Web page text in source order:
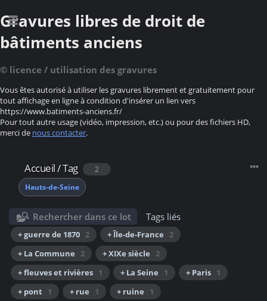
Gravures libres de droit de
bâtiments anciens
© licence / utilisation des gravures
Vous êtes autorisé à utiliser les gravures librement et gratuitement pour
tout affichage en ligne à condition d'insérer un lien vers
https://www.batiments-anciens.fr/
Pour tout autre usage (vidéo, impression, etc.) ou pour des fichiers HD,
merci de nous contacter.
Accueil/Tag
2
Hauts-de-Seine
Rechercher dans ce lot Tags liés
+ guerre de 1870 2 + Île-de-France
2
+ La Commune
2 + XIXe siècle
2
+ fleuves et rivières 1 + La Seine 1 + Paris 1
+ pont 1 + rue 1 + ruine 1